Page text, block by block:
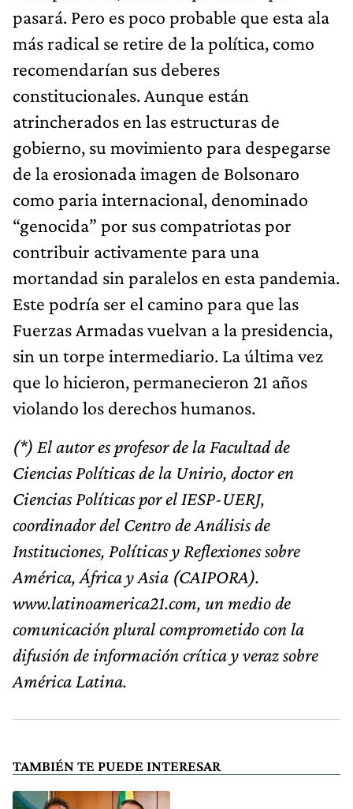
pasará. Pero es poco probable que esta ala
más radical se retire de la política, como
recomendarían sus deberes
constitucionales. Aunque están
atrincherados en las estructuras de
gobierno, su movimiento para despegarse
de la erosionada imagen de Bolsonaro
como paria internacional, denominado
“genocida” por sus compatriotas por
contribuir activamente para una
mortandad sin paralelos en esta pandemia.
Este podría ser el camino para que las
Fuerzas Armadas vuelvan a la presidencia,
sin un torpe intermediario. La última vez
que lo hicieron, permanecieron 21 años
violando los derechos humanos.
(*) El autor es profesor de la Facultad de
Ciencias Políticas de la Unirio, doctor en
Ciencias Políticas por el IESP-UERJ,
coordinador del Centro de Análisis de
Instituciones, Políticas y Reflexiones sobre
América, África y Asia (CAIPORA).
www.latinoamerica21.com, un medio de
comunicación plural comprometido con la
difusión de información crítica y veraz sobre
América Latina.
TAMBIÉN TE PUEDE INTERESAR